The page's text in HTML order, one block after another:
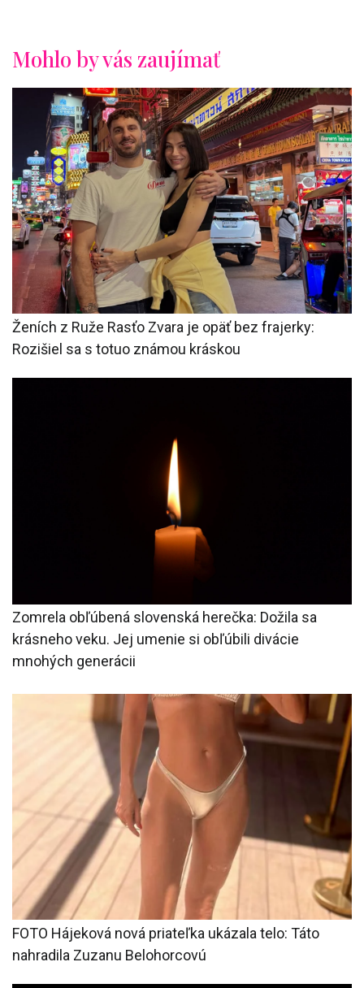
Mohlo by vás zaujímať
Ženích z Ruže Rasťo Zvara je opäť bez frajerky:
Rozišiel sa s totuo známou kráskou
Zomrela obľúbená slovenská herečka: Dožila sa
krásneho veku. Jej umenie si obľúbili divácie
mnohých generácii
FOTO Hájeková nová priateľka ukázala telo: Táto
nahradila Zuzanu Belohorcovú